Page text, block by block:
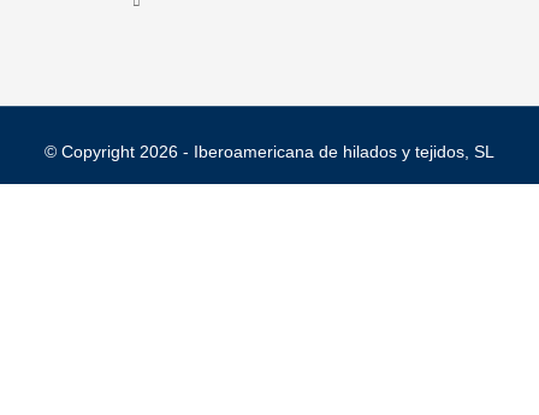
© Copyright 2026 - Iberoamericana de hilados y tejidos, SL